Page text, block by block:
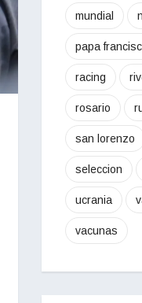
mundial
papa
racing
rosario
san lorenzo
seleccion
ucrania
vacunas